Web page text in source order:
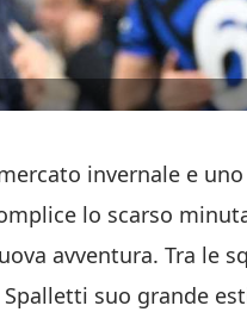
invernale e
lo scarso
avventura. Tra le
Spalletti suo grande